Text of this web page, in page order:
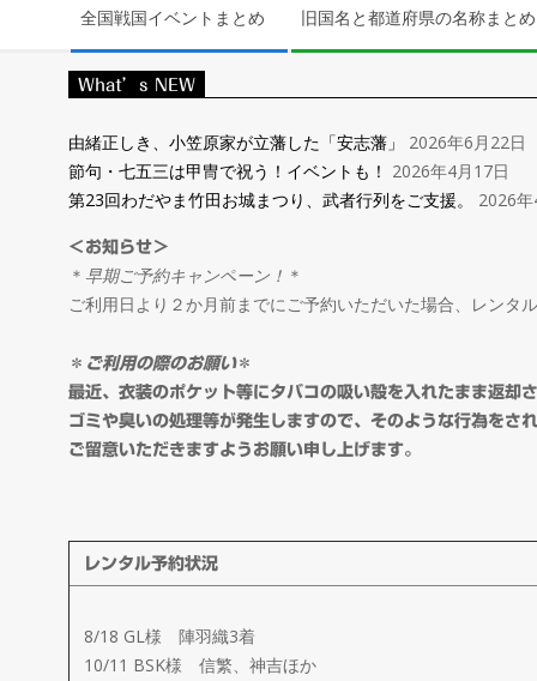
の
レ
ン
タ
ル
＆
オ
ー
ダ
ー
全国戦国イベントまとめ 旧国名と都道府県の名称まとめ
What’s NEW
由緒正しき、小笠原家が立藩した「安志藩」
2026年6月22日
節句・七五三は甲冑で祝う！イベントも！ 2026年4月17日
第23回わだやま竹田お城まつり、武者行列をご支援。
2026
＜お知らせ＞
＊ 早期ご予約キャンペーン！ ＊
ご利用日より２か月前までにご予約いただいた場合、レン
＊ ご利用の際のお願い＊
最近、衣装のポケット等にタバコの吸い殻を入れたまま返却
ゴミや臭いの処理等が発生しますので、そのような行為をさ
ご留意いただきますようお願い申し上げます。
レンタル予約状況
8/18 GL様 陣羽織3着
10/11 BSK様 信繁、神吉ほか